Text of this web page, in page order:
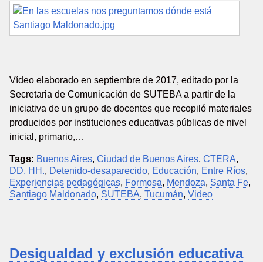
Vídeo elaborado en septiembre de 2017, editado por la
Secretaria de Comunicación de SUTEBA a partir de la
iniciativa de un grupo de docentes que recopiló materiales
producidos por instituciones educativas públicas de nivel
inicial, primario,…
Tags: Buenos Aires, Ciudad de Buenos Aires, CTERA,
DD. HH., Detenido-desaparecido, Educación, Entre Ríos,
Experiencias pedagógicas, Formosa, Mendoza, Santa Fe,
Santiago Maldonado, SUTEBA, Tucumán, Video
Desigualdad y exclusión educativa